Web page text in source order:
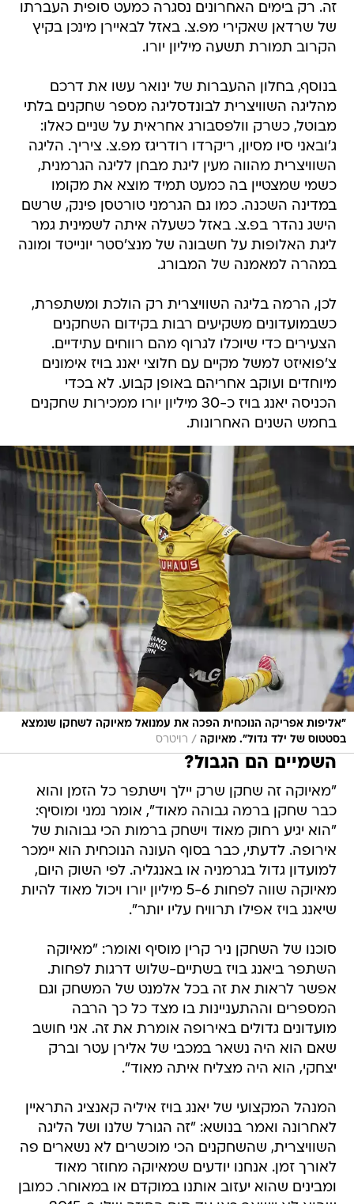
זה. רק בימים האחרונים נסגרה כמעט סופית העברתו
של שרדאן שאקירי מפ.צ. באזל לבאיירן מינכן בקיץ
הקרוב תמורת תשעה מיליון יורו.
בנוסף, בחלון ההעברות של ינואר עשו את דרכם
מהליגה השוויצרית לבונדסליגה מספר שחקנים בלתי
מבוטל, כשרק וולפסבורג אחראית על שניים כאלו:
ג'ובאני סיו מסיון, ריקרדו רודריגז מפ.צ. ציריך. הליגה
השוויצרית מהווה מעין ליגת מבחן לליגה הגרמנית,
כשמי שמצטיין בה כמעט תמיד מוצא את מקומו
במדינה השכנה. כמו גם הגרמני טורטסן פינק, שרשם
הישג נהדר בפ.צ. באזל כשעלה איתה לשמינית גמר
ליגת האלופות על חשבונה של מנצ'סטר יונייטד ומונה
במהרה למאמנה של המבורג.
לכן, הרמה בליגה השוויצרית רק הולכת ומשתפרת,
כשבמועדונים משקיעים רבות בקידום השחקנים
הצעירים כדי שיוכלו לגרוף מהם רווחים עתידיים.
צ'פואיזט למשל מקיים עם חלוצי יאנג בויז אימונים
מיוחדים ועוקב אחריהם באופן קבוע. לא בכדי
הכניסה יאנג בויז כ-30 מיליון יורו ממכירות שחקנים
בחמש השנים האחרונות.
"אליפות אפריקה הנוכחית הפכה את עמנואל מאיוקה לשחקן שנמצא
בסטטוס של ילד גדול". מאיוקה / רויטרס
השמיים הם הגבול?
"מאיוקה זה שחקן שרק יילך וישתפר כל הזמן והוא
כבר שחקן ברמה גבוהה מאוד", אומר נמני ומוסיף:
"הוא יגיע רחוק מאוד וישחק ברמות הכי גבוהות של
אירופה. לדעתי, כבר בסוף העונה הנוכחית הוא יימכר
למועדון גדול בגרמניה או באנגליה. לפי השוק היום,
מאיוקה שווה לפחות 5-6 מיליון יורו ויכול מאוד להיות
שיאנג בויז אפילו תרוויח עליו יותר".
סוכנו של השחקן ניר קרין מוסיף ואומר: "מאיוקה
השתפר ביאנג בויז בשתיים-שלוש דרגות לפחות.
אפשר לראות את זה בכל אלמנט של המשחק וגם
המספרים וההתעניינות בו מצד כל כך הרבה
מועדונים גדולים באירופה אומרת את זה. אני חושב
שאם הוא היה נשאר במכבי של אלירן עטר וברק
יצחקי, הוא היה מצליח איתה מאוד".
המנהל המקצועי של יאנג בויז איליה קאנציג התראיין
לאחרונה ואמר בנושא: "זה הגורל שלנו ושל הליגה
השוויצרית, שהשחקנים הכי מוכשרים לא נשארים פה
לאורך זמן. אנחנו יודעים שמאיוקה מחוזר מאוד
ומבינים שהוא יעזוב אותנו במוקדם או במאוחר. כמובן